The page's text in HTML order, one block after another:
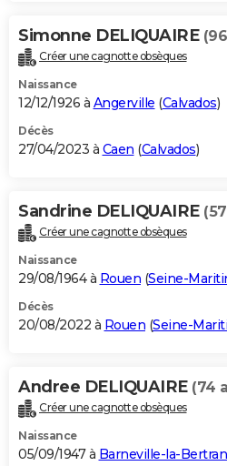
Simonne DELIQUAIRE
Créer une cagnotte obsèques
Naissance
12/12/1926 à Angerville (Calvados)
Décès
27/04/2023 à Caen (Calvados)
Sandrine DELIQUAIRE
Créer une cagnotte obsèques
Naissance
29/08/1964 à Rouen (Seine-
Décès
20/08/2022 à Rouen (Seine-
Andree DELIQUAIRE (74
Créer une cagnotte obsèques
Naissance
05/09/1947 à Barneville-la-Bertran